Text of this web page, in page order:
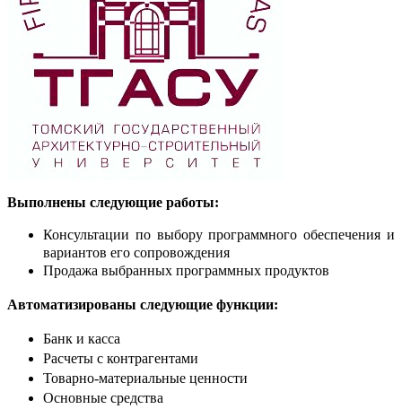
Выполнены следующие работы:
Консультации по выбору программного обеспечения и
вариантов его сопровождения
Продажа выбранных программных продуктов
Автоматизированы следующие функции:
Банк и касса
Расчеты с контрагентами
Товарно-материальные ценности
Основные средства